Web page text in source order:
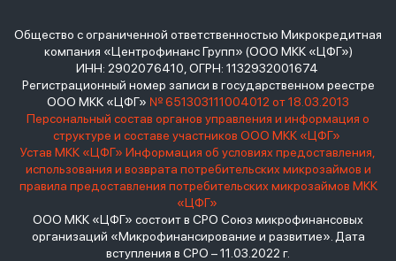
Общество с ограниченной ответственностью Микрокредитная
компания «Центрофинанс Групп» (ООО МКК «ЦФГ»)
ИНН: 2902076410, ОГРН: 1132932001674
Регистрационный номер записи в государственном реестре
ООО МКК «ЦФГ» № 651303111004012 от 18.03.2013
Персональный состав органов управления и информация о
структуре и составе участников ООО МКК «ЦФГ»
Устав МКК «ЦФГ» Информация об условиях предоставления,
использования и возврата потребительских микрозаймов и
правила предоставления потребительских микрозаймов МКК
«ЦФГ»
ООО МКК «ЦФГ» состоит в СРО Союз микрофинансовых
организаций «Микрофинансирование и развитие». Дата
вступления в СРО – 11.03.2022 г.